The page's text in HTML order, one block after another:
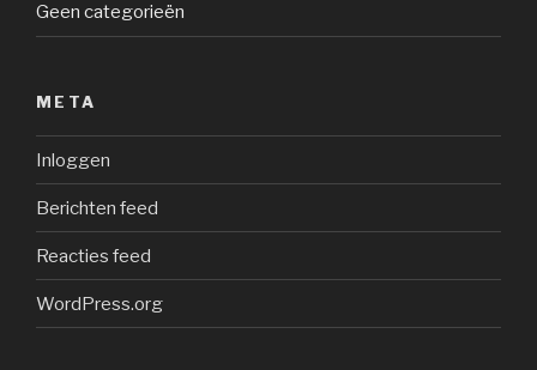
Geen categorieën
META
Inloggen
Berichten feed
Reacties feed
WordPress.org